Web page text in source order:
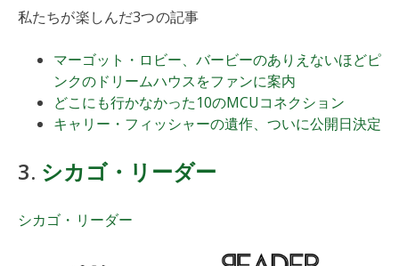
私たちが楽しんだ3つの記事
マーゴット・ロビー、バービーのありえないほどピ
ンクのドリームハウスをファンに案内
どこにも行かなかった10のMCUコネクション
キャリー・フィッシャーの遺作、ついに公開日決定
3. シカゴ・リーダー
シカゴ・リーダー